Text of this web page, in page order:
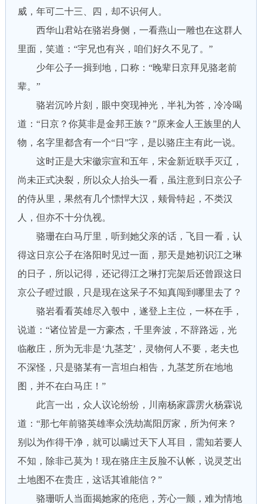
威，年可二十三、四，却不识何人。
西华山君站在骆岩身侧，一看燕山一雕也在这群人
里面，笑道：“宇兄也有兴，咱们好久不见了。”
少年公子一揖到地，口称：“晚辈日京拜见骆老前
辈。”
骆岩沉吟片刻，眼中突现神光，半礼为答，冷冷喝
道：“日京？你莫非是金邦王族？”原来金人王族里的人
物，名字里都含有一个“日”字，是以骆庄主有此一说。
这时正是大宋徽宗宣和五年，宋金新近联手灭辽，
尚未正式决裂，所以众人抬头一看，虽注意到日京公子
的侍从里，果然有几个慓悍大汉，颊骨特起，不类汉
人，但亦不十分仇视。
骆珊在白马厅里，听到她父亲的话，飞目一看，认
得这日京公子在洛阳时见过一面，那天是她初识江之琳
的日子，所以记得，还记得江之琳打完架后还曾跟这日
京公子瞪过眼，只是现在这呆子不知真闯到哪里去了？
骆岩看看英雄尽入彀中，遂登上主位，一杯在手，
说道：“诸位皆是一方豪杰，千里奔波，不辞路远，光
临敝庄，所为无非是‘九茎芝’，灵物何人不要，老夫也
不深怪，只是骆某有一言坦白相告，九茎芝所在地地
图，并不在白马庄！”
此言一出，众人议论纷纷，川南杨家霹雳火杨霖说
道：“那七年前骆英雄率众洗劫嵩阳厉家，所为何来？
别以为作得干净，就可以瞒过天下人耳目，需知若要人
不知，除非己莫为！现在骆庄主反脸不认帐，说灵芝出
土地图不在贵庄，这话其谁能信？”
骆珊听人当面揭她家的疮疤，芳心一颤，难为情地